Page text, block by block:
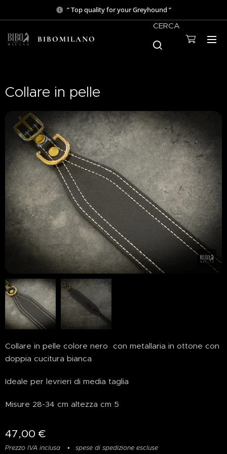
“ Top quality for your Greyhound “
BIBOMILANO
CERCA
Collare in pelle
Collare in pelle colore nero con metallaria in ottone con
doppia cucitura bianca
Ideale per levrieri di media taglia
Misure 28-34 cm altezza cm 5
47,00 €
Prezzo IVA inclusa spese di spedizione escluse